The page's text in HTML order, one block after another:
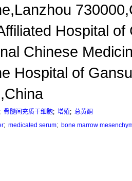
Hospital
Chinese
Hospital of
; 骨髓间充质干细胞; 增殖; 总黄酮
; medicated serum; bone marrow